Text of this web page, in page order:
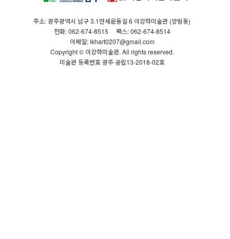
주소: 광주광역시 남구 3.1만세운동길 6 이강하미술관 (양림동)
전화: 062-674-8515
팩스: 062-674-8514
이메일: lkhart0207@gmail.com
Copyright © 이강하미술관. All rights reserved.
미술관 등록번호 광주·공립13-2018-02호